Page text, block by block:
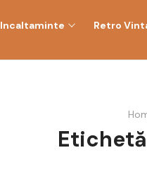
Incaltaminte Retro